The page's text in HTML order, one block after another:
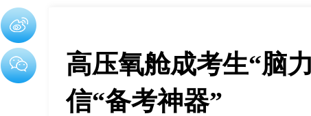
高压氧舱成考生“脑
信“备考神器”